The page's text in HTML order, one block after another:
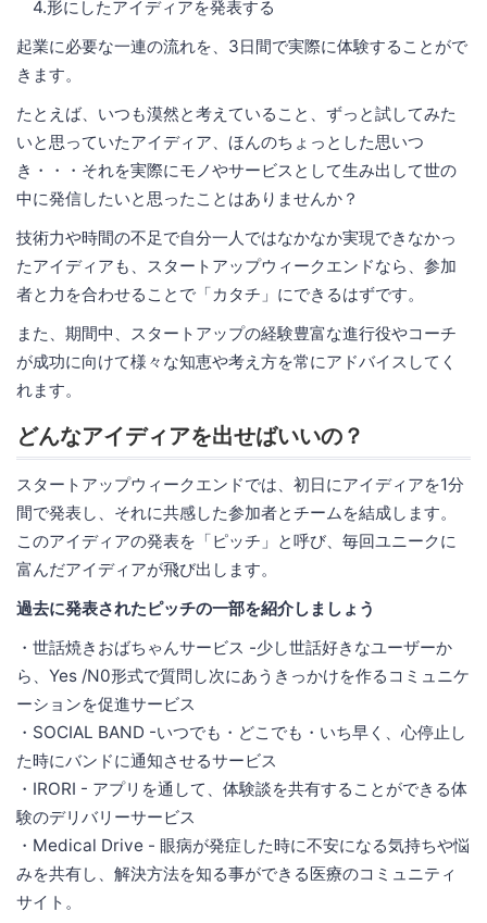
4.形にしたアイディアを発表する
起業に必要な一連の流れを、3日間で実際に体験することがで
きます。
たとえば、いつも漠然と考えていること、ずっと試してみた
いと思っていたアイディア、ほんのちょっとした思いつ
き・・・それを実際にモノやサービスとして生み出して世の
中に発信したいと思ったことはありませんか？
技術力や時間の不足で自分一人ではなかなか実現できなかっ
たアイディアも、スタートアップウィークエンドなら、参加
者と力を合わせることで「カタチ」にできるはずです。
また、期間中、スタートアップの経験豊富な進行役やコーチ
が成功に向けて様々な知恵や考え方を常にアドバイスしてく
れます。
どんなアイディアを出せばいいの？
スタートアップウィークエンドでは、初日にアイディアを1分
間で発表し、それに共感した参加者とチームを結成します。
このアイディアの発表を「ピッチ」と呼び、毎回ユニークに
富んだアイディアが飛び出します。
過去に発表されたピッチの一部を紹介しましょう
・世話焼きおばちゃんサービス -少し世話好きなユーザーか
ら、Yes /N0形式で質問し次にあうきっかけを作るコミュニケ
ーションを促進サービス
・SOCIAL BAND -いつでも・どこでも・いち早く、心停止し
た時にバンドに通知させるサービス
・IRORI - アプリを通して、体験談を共有することができる体
験のデリバリーサービス
・Medical Drive - 眼病が発症した時に不安になる気持ちや悩
みを共有し、解決方法を知る事ができる医療のコミュニティ
サイト。